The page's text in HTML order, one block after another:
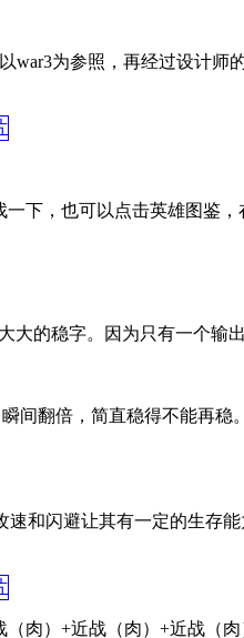
为参照，再经过设计
下，也可以点击英雄图鉴
的稳字。因为只有一个输
间翻倍，简直稳得不能再
和闪避让其有一定的生存
肉）+近战（肉）+近战（肉